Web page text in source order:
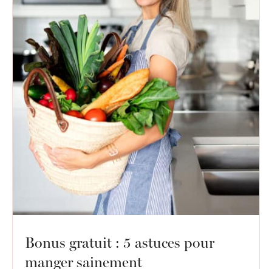
Bonus gratuit : 5 astuces pour
manger sainement